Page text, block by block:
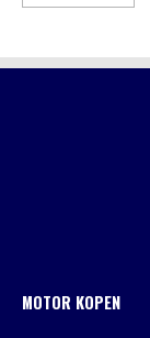
MOTOR KOPEN